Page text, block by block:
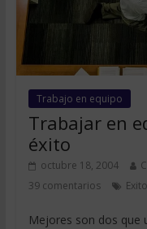
Trabajo en equipo
Trabajar en
éxito
octubre 18, 2004
39 comentarios
Exito
Mejores son dos